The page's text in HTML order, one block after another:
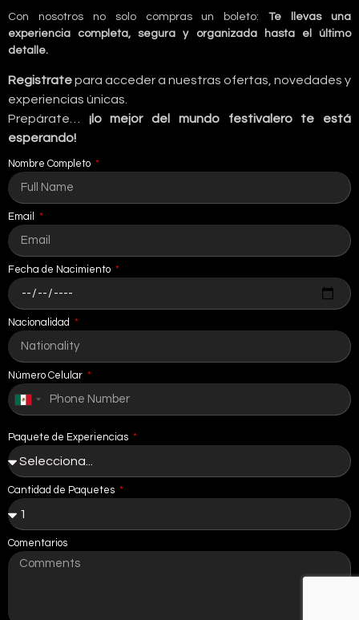
Con nosotros no solo compras un boleto:Te llevas una
experiencia completa, segura y organizada hasta el último
detalle.
Registratepara acceder a nuestras ofertas, novedades y
experiencias únicas.
Prepárate… ¡lo mejor del mundo festivalero te está
esperando!
Nombre Completo
Email
Fecha de Nacimiento
Nacionalidad
Número Celular
Mexico
Paquete de Experiencias
Cantidad de Paquetes
Comentarios